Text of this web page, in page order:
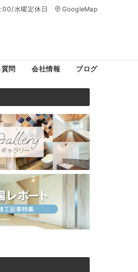
水曜定休日 GoogleMap
問 会社情報 ブログ